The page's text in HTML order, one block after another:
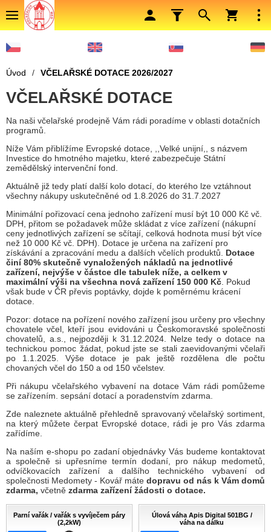
Úvod / VČELAŘSKÉ DOTACE 2026/2027
VČELAŘSKÉ DOTACE
Na naši včelařské prodejně Vám rádi poradíme v oblasti dotačních
programů.
Níže Vám přiblížíme Evropské dotace, ,,Velké unijní,, s názvem
Investice do hmotného majetku, které zabezpečuje Státní
zemědělský intervenční fond.
Aktuálně již tedy platí další kolo dotací, do kterého lze vztáhnout
všechny nákupy uskutečněné od 1.8.2026 do 31.7.2027
Minimální pořizovací cena jednoho zařízení musí být 10 000 Kč vč.
DPH, přitom se požadavek může skládat z více zařízení (nákupní
ceny jednotlivých zařízení se sčítají, celková hodnota musí být více
než 10 000 Kč vč. DPH). Dotace je určena na zařízení pro
získávání a zpracování medu a dalších včelích produktů. Dotace
činí 80% skutečně vynaložených nákladů na jednotlivé
zařízení, nejvýše v částce dle tabulek níže, a celkem v
maximální výši na všechna nová zařízení 150 000 Kč . Pokud
však bude v ČR převis poptávky, dojde k poměrnému krácení
dotace.
Pozor: dotace na pořízení nového zařízení jsou určeny pro všechny
chovatele včel, kteří jsou evidováni u Českomoravské společnosti
chovatelů, a.s., nejpozději k 31.12.2024. Nelze tedy o dotace na
technickou pomoc žádat, pokud jste se stali zaevidovanými včelaři
po 1.1.2025. Výše dotace je pak ještě rozdělena dle počtu
chovaných včel do 150 a od 150 včelstev.
Při nákupu včelařského vybavení na dotace Vám rádi pomůžeme
se zařízením. sepsání dotací a poradenstvím zdarma.
Zde naleznete aktuálně přehledně spravovaný včelařský sortiment,
na který můžete čerpat Evropské dotace, rádi je pro Vás zdarma
zařídíme.
Na naším e-shopu po zadaní objednávky Vás budeme kontaktovat
a společně si upřesníme termín dodaní, pro nákup medometů,
odvíčkovacích zařízení a dalšího technického vybavení od
společnosti Medomety - Kovář máte dopravu od nás k Vám domů
zdarma, včetně zdarma zařízení žádosti o dotace.
Parní vařák / vařák s vyvíječem páry
(2,2kW)
Úlová váha Apis Digital 501BG /
váha na dálku